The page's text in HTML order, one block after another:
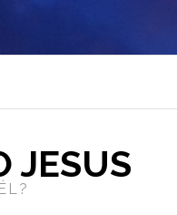
JESUS